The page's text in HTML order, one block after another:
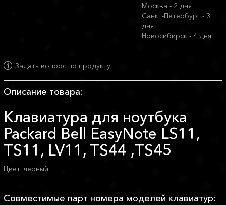
Москва - 2 дня
Санкт-Петербург - 3
дня
Новосибирск - 4 дня
Задать вопрос по продукту
Описание товара:
Клавиатура для ноутбука
Packard Bell EasyNote LS11,
TS11, LV11, TS44 ,TS45
Цвет: черный
Совместимые парт номера моделей клавиатур: